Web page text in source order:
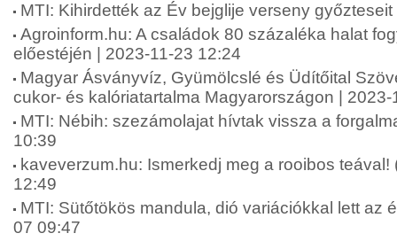
MTI: Kihirdették az Év bejglije verseny
Agroinform.hu: A családok 80 százaléka halat
előestéjén | 2023-11-23 12:24
Magyar Ásványvíz, Gyümölcslé és Üdítőital
cukor- és kalóriatartalma Magyarországon | 2023-
MTI: Nébih: szezámolajat hívtak vissza a
10:39
kaveverzum.hu: Ismerkedj meg a rooibos teával!
12:49
MTI: Sütőtökös mandula, dió variációkkal lett az
07 09:47